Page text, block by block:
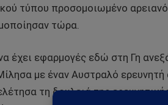
τύπου προσομοιωμένο
τώρα.
έχει εφαρμογές εδώ στη Γη
με έναν Αυστραλό
τη δουλειά της